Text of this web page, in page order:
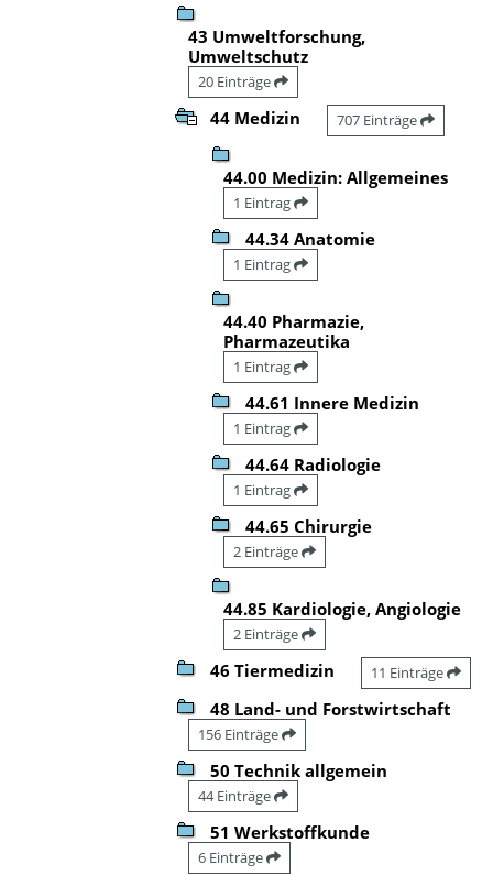
43 Umweltforschung,
Umweltschutz
20 Einträge
44 Medizin 707 Einträge
44.00 Medizin: Allgemeines
1 Eintrag
44.34 Anatomie
1 Eintrag
44.40 Pharmazie,
Pharmazeutika
1 Eintrag
44.61 Innere Medizin
1 Eintrag
44.64 Radiologie
1 Eintrag
44.65 Chirurgie
2 Einträge
44.85 Kardiologie, Angiologie
2 Einträge
46 Tiermedizin 11 Einträge
48 Land- und Forstwirtschaft
156 Einträge
50 Technik allgemein
44 Einträge
51 Werkstoffkunde
6 Einträge